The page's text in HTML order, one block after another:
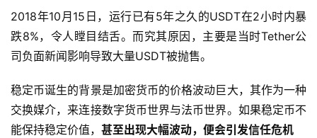
2018年10月15日，运行已有5年之久的USDT在2小时内暴
跌8%，令人瞠目结舌。而究其原因，主要是当时Tether公
司负面新闻影响导致大量USDT被抛售。
稳定币诞生的背景是加密货币的价格波动巨大，其作为一种
交换媒介，来连接数字货币世界与法币世界。如果稳定币不
能保持稳定价值， 甚至出现大幅波动，便会引发信任危机